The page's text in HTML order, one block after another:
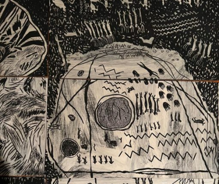
Configuración de cookies
Universidad de los Andes | Vigilada Mineducación.
Reconocimiento como universidad: Decreto 1297 del 30
de mayo de 1964. Reconocimiento de personería jurídica:
Resolución 28 del 23 de febrero de 1949, Minjusticia.
Acreditación institucional de alta calidad, 10 años:
Resolución 000194 del 16 de enero del 2025.
Ext. 2626
Posgrados
Ext. 4925
Educación
Continua
Ext. 4795